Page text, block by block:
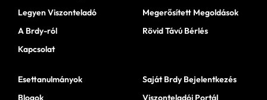
Legyen Viszonteladó
A Brdy-ról
Kapcsolat
Megerősített Megoldások
Rövid Távú Bérlés
Esettanulmányok
Saját Brdy Bejelentkezés